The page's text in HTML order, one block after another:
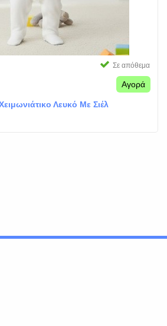
Σε απόθεμα
Αγορά
Λευκό Με Σιέλ